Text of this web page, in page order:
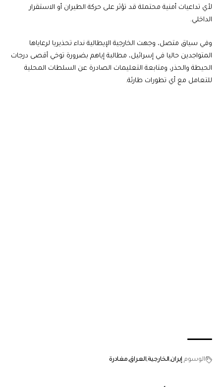
لأي تداعيات أمنية محتملة قد تؤثر على حركة الطيران أو الاستقرار
الداخلي.
وفي سياق متصل، وجهت الخارجية الإيطالية نداء تحذيريا لرعاياها
المتواجدين حاليا في إسرائيل، مطالبة إياهم بضرورة توخي أقصى درجات
الحيطة والحذر، ومتابعة التعليمات الصادرة عن السلطات المحلية
للتعامل مع أي تطورات طارئة.
الوسوم إيران الخارجيةالعراق مغادرة